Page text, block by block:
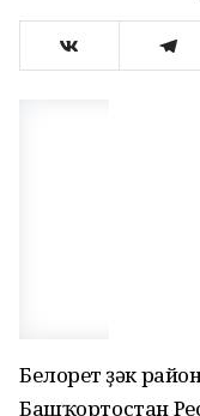
Белорет үҙәк
Башҡортостан